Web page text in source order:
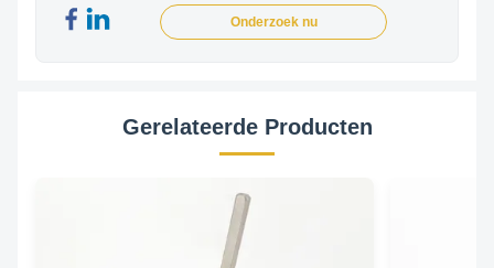
Onderzoek nu
Gerelateerde Producten